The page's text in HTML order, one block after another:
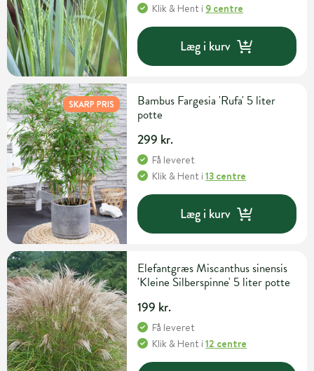
Klik & Hent i 9 centre
Læg i kurv
SKARP PRIS
Bambus Fargesia 'Rufa' 5 liter
potte
299 kr.
Få leveret
Klik & Hent i13 centre
Læg i kurv
Elefantgræs Miscanthus sinensis
'Kleine Silberspinne' 5 liter potte
199 kr.
Få leveret
Klik & Hent i12 centre